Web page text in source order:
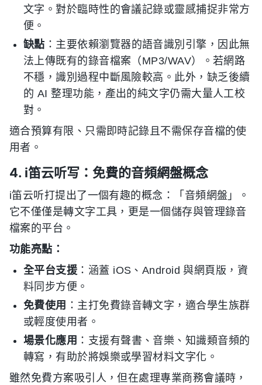
文字。對於臨時性的會議記錄或靈感捕捉非常方
便。
缺點 ：主要依賴瀏覽器的語音識別引擎，因此無
法上傳既有的錄音檔案（MP3/WAV）。若網路
不穩，識別過程中斷風險較高。此外，缺乏後續
的 AI 整理功能，產出的純文字仍需大量人工校
對。
適合預算有限、只需即時記錄且不需保存音檔的使
用者。
4. i笛云听写：免費的音頻網盤概念
i笛云听打提出了一個有趣的概念：「音頻網盤」。
它不僅僅是轉文字工具，更是一個儲存與管理錄音
檔案的平台。
功能亮點：
全平台支援 ：涵蓋 iOS、Android 與網頁版，資
料同步方便。
免費使用 ：主打免費錄音轉文字，適合學生族群
或輕度使用者。
場景化應用 ：支援有聲書、音樂、知識類音頻的
轉寫，有助於將娛樂或學習材料文字化。
雖然免費方案吸引人，但在處理專業商務會議時，